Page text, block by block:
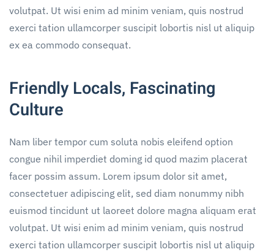
volutpat. Ut wisi enim ad minim veniam, quis nostrud
exerci tation ullamcorper suscipit lobortis nisl ut aliquip
ex ea commodo consequat.
Friendly Locals, Fascinating
Culture
Nam liber tempor cum soluta nobis eleifend option
congue nihil imperdiet doming id quod mazim placerat
facer possim assum. Lorem ipsum dolor sit amet,
consectetuer adipiscing elit, sed diam nonummy nibh
euismod tincidunt ut laoreet dolore magna aliquam erat
volutpat. Ut wisi enim ad minim veniam, quis nostrud
exerci tation ullamcorper suscipit lobortis nisl ut aliquip